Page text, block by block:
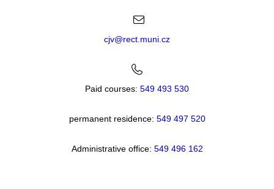
cjv@rect.muni.cz
Paid courses: 549 493 530
permanent residence: 549 497 520
Administrative office: 549 496 162